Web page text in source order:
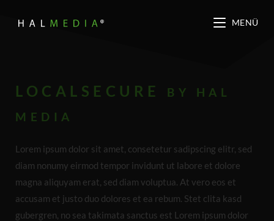
MENÜ
LOCALSECURE
BY HAL
MEDIA
Lorem ipsum dolor sit amet, consetetur sadipscing elitr, sed
diam nonumy eirmod tempor invidunt ut labore et dolore
magna aliquyam erat, sed diam voluptua. At vero eos et
accusam et justo duo dolores et ea rebum. Stet clita kasd
gubergren, no sea takimata sanctus est Lorem ipsum dolor